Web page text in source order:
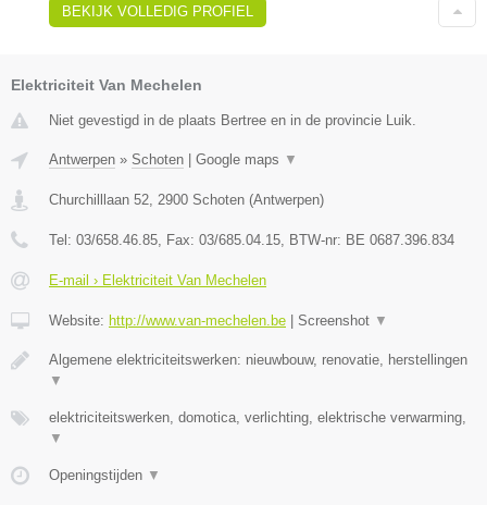
BEKIJK VOLLEDIG PROFIEL
Elektriciteit Van Mechelen
Niet gevestigd in de plaats Bertree en in de provincie Luik.
Antwerpen » Schoten | Google maps ▼
Churchilllaan 52 2900 Schoten (Antwerpen)
Tel: 03/658.46.85 , Fax: 03/685.04.15 , BTW-nr: BE 0687.396.834
E-mail › Elektriciteit Van Mechelen
Website: http://www.van-mechelen.be | Screenshot ▼
Algemene elektriciteitswerken: nieuwbouw, renovatie, herstellingen
▼
elektriciteitswerken, domotica, verlichting, elektrische verwarming,
▼
Openingstijden ▼